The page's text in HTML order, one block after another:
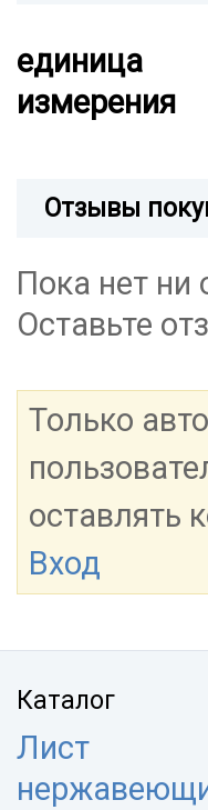
единица
измерения
Отзывы
Пока нет ни
Оставьте
Только
оставлять
Вход
Каталог
Лист